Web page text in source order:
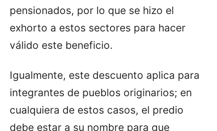
pensionados, por lo que se hizo el
exhorto a estos sectores para hacer
válido este beneficio.
Igualmente, este descuento aplica para
integrantes de pueblos originarios; en
cualquiera de estos casos, el predio
debe estar a su nombre para que